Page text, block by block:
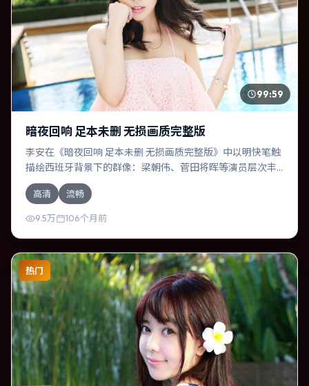
99:59
暗夜回响 足本未删 无损画质完整版
李安在《暗夜回响 足本未删 无损画质完整版》中以明快笔触
描绘西班牙背景下的群像：梁朝伟、菅田将晖等演员层次丰
富。作为一部悬疑作品，故事从日常裂缝切入，逐步推向不
可逆转的结局；视听语言统一，情感落点克制有力。
高清 流畅
9.5万 106个月前
热门